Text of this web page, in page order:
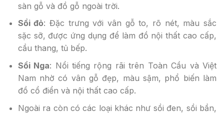
sàn gỗ và đồ gỗ ngoài trời.
Sồi đỏ: Đặc trưng với vân gỗ to, rõ nét, màu sắc
sặc sỡ, được ứng dụng để làm đồ nội thất cao cấp,
cầu thang, tủ bếp.
Sồi Nga: Nổi tiếng rộng rãi trên Toàn Cầu và Việt
Nam nhờ có vân gỗ đẹp, màu sậm, phổ biến làm
đồ cổ điển và nội thất cao cấp.
Ngoài ra còn có các loại khác như sồi đen, sồi bần,